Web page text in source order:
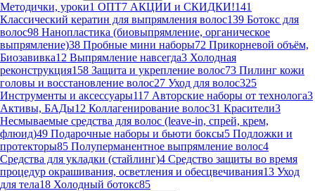
Методички, уроки1 ОПТ7 АКЦИИ и СКИДКИ!141
Классический кератин для выпрямления волос139 Ботокс для
волос98 Нанопластика (биовыпрямление, органическое
выпрямление)38 Пробные мини наборы72 Прикорневой объём,
Биозавивка12 Выпрямление навсегда3 Холодная
реконструкция158 Защита и укрепление волос73 Пилинг кожи
головы и восстановление волос27 Уход для волос325
Инструменты и аксессуары117 Авторские наборы от технолога3
Активы, БАДы12 Коллагенирование волос31 Красители3
Несмываемые средства для волос (leave-in, спрей, крем,
флюид)49 Подарочные наборы и бьюти боксы5 Подложки и
протекторы85 Полуперманентное выпрямление волос4
Средства для укладки (стайлинг)4 Средство защиты во время
процедур окрашивания, осветления и обесцвечивания13 Уход
для тела18 Холодный ботокс85